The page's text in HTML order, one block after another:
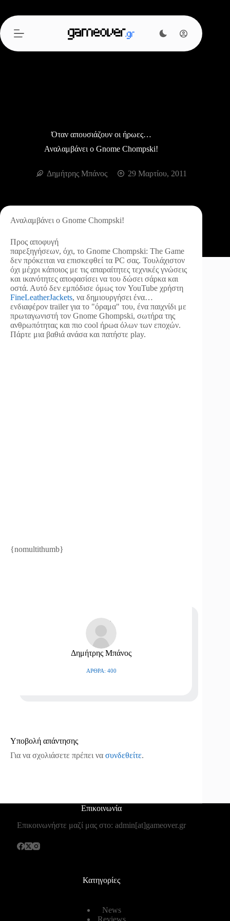
περιεχόμενο
Όταν απουσιάζουν οι ήρωες…
Αναλαμβάνει ο Gnome Chompski!
Δημήτρης Μπάνος 29 Μαρτίου, 2011
Αναλαμβάνει ο Gnome Chompski!
Προς αποφυγή
παρεξηγήσεων, όχι, το Gnome Chompski: The Game
δεν πρόκειται να επισκεφθεί τα PC σας. Τουλάχιστον
όχι μέχρι κάποιος με τις απαραίτητες τεχνικές γνώσεις
και ικανότητες αποφασίσει να του δώσει σάρκα και
οστά. Αυτό δεν εμπόδισε όμως τον YouTube χρήστη
FineLeatherJackets, να δημιουργήσει ένα…
ενδιαφέρον trailer για το "όραμα" του, ένα παιχνίδι με
πρωταγωνιστή τον Gnome Ghompski, σωτήρα της
ανθρωπότητας και πιο cool ήρωα όλων των εποχών.
Πάρτε μια βαθιά ανάσα και πατήστε play.
{nomultithumb}
Δημήτρης Μπάνος
ΆΡΘΡΑ: 400
Υποβολή απάντησης
Για να σχολιάσετε πρέπει να συνδεθείτε.
Επικοινωνία
Επικοινωνήστε μαζί μας στο: admin[at]gameover.gr
Κατηγορίες
News
Reviews